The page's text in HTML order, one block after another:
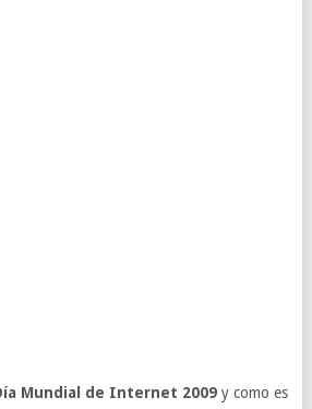
Mundial de Internet 2009y como es